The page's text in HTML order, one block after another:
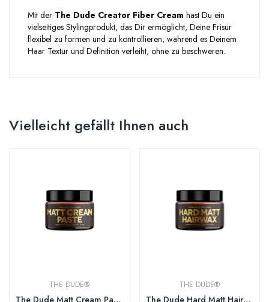
Mit der The Dude Creator Fiber Cream hast Du ein
vielseitiges Stylingprodukt, das Dir ermöglicht, Deine Frisur
flexibel zu formen und zu kontrollieren, während es Deinem
Haar Textur und Definition verleiht, ohne zu beschweren.
Vielleicht gefällt Ihnen auch
THE DUDE®
The Dude Matt Cream Paste 100ml
THE DUDE®
The Dude Hard Matt Hairwax 100ml